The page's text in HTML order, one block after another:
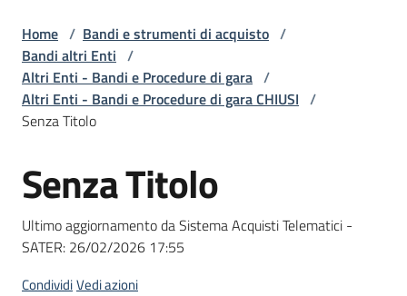
telematici
L'Agenzia
Bandi
strumenti
di
acquisto
Home / Bandi e strumenti di acquisto /
Bandi altri Enti /
Altri Enti - Bandi e Procedure di gara /
Altri Enti - Bandi e Procedure di gara CHIUSI /
Senza Titolo
Salta al contenuto
Senza Titolo
Ultimo aggiornamento da Sistema Acquisti Telematici -
SATER: 26/02/2026 17:55
CondividiVedi azioni